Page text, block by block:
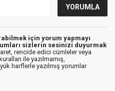
için yorum yapmayı
sizlerin sesinizi duyurmak
rencide edici cümleler veya
ile yazılmamış,
harflerle yazılmış yorumlar